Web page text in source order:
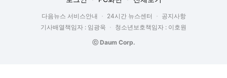
다음뉴스 서비스안내 24시간 뉴스센터
공지사항
기사배열책임자 : 임광욱
청소년보호책임자 : 이호원
ⓒ Daum Corp.